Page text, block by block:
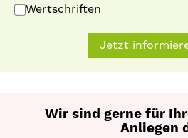
Wertschriften
Jetzt
Wir sind gerne für
Anliegen